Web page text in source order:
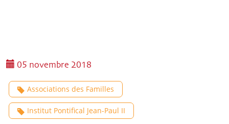
05 novembre 2018
Associations des Familles
Institut Pontifical Jean-Paul II